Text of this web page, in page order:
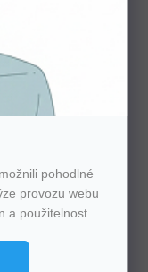
pohodlné
provozu webu
a použitelnost.
JAN